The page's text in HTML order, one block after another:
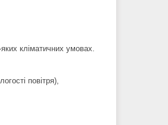
кліматичних умовах.
повітря),